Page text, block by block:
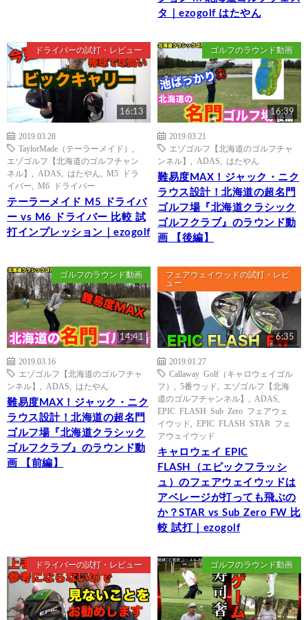
タ｜ezogolf はたやん
ドライバーの試打・レビュー
16:13
2019.03.28
TaylorMade（テーラーメイド）
エゾゴルフ【北海道のゴルフチャン
ネル】
ADAS はたやん
M5 ドラ
イバー
M6 ドライバー
テーラーメイド M5 ドライバ
ー vs M6 ドライバー 比較 試
打インプレッション｜ezogolf
ゴルフのラウンド動画
16:39
2019.03.21
エゾゴルフ【北海道のゴルフチャ
ンネル】
ADAS はたやん
難易度MAX！ジャック・ニク
ラウス設計！北海道の超名門
ゴルフ場『北海道クラシック
ゴルフクラブ』のラウンド動
画 【後編】
ゴルフのラウンド動画
14:41
2019.03.16
エゾゴルフ【北海道のゴルフチャ
ンネル】
ADAS はたやん
難易度MAX！ジャック・ニク
ラウス設計！北海道の超名門
ゴルフ場『北海道クラシック
ゴルフクラブ』のラウンド動
画 【前編】
フェアウェイウッドの試打・レビ
ュー
6:35
2019.01.27
Callaway Golf（キャロウェイゴル
フ）
5番ウッド
エゾゴルフ【北海
道のゴルフチャンネル】
ADAS
EPIC FLASH Sub Zero フェアウェ
イウッド
EPIC FLASH STAR フェ
アウェイウッド
キャロウェイ EPIC
FLASH（エピックフラッシ
ュ）のフェアウェイウッドは
アベレージが打っても飛ぶの
か？STAR vs Sub Zero FW 比
較 試打｜ezogolf
ドライバーの試打・レビュー ゴルフのラウンド動画